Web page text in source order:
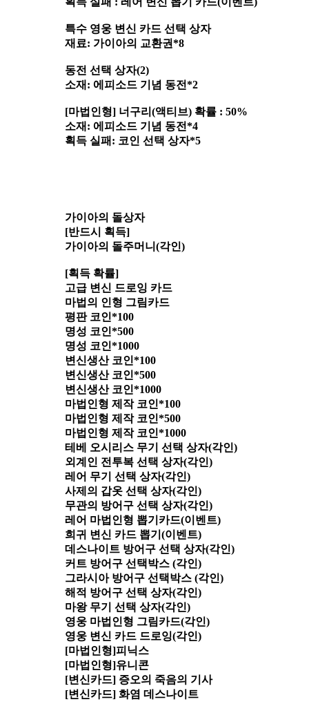
특수 영웅 변신 카드 선택 상자
재료: 가이아의 교환권*8
동전 선택 상자(2)
소재: 에피소드 기념 동전*2
[마법인형] 너구리(액티브) 확률 : 50%
소재: 에피소드 기념 동전*4
획득 실패: 코인 선택 상자*5
가이아의 돌상자
[반드시 획득]
가이아의 돌주머니(각인)
[획득 확률]
고급 변신 드로잉 카드
마법의 인형 그림카드
평판 코인*100
명성 코인*500
명성 코인*1000
변신생산 코인*100
변신생산 코인*500
변신생산 코인*1000
마법인형 제작 코인*100
마법인형 제작 코인*500
마법인형 제작 코인*1000
테베 오시리스 무기 선택 상자(각인)
외계인 전투복 선택 상자(각인)
레어 무기 선택 상자(각인)
사제의 갑옷 선택 상자(각인)
무관의 방어구 선택 상자(각인)
레어 마법인형 뽑기카드(이벤트)
희귀 변신 카드 뽑기(이벤트)
데스나이트 방어구 선택 상자(각인)
커트 방어구 선택박스 (각인)
그라시아 방어구 선택박스 (각인)
해적 방어구 선택 상자(각인)
마왕 무기 선택 상자(각인)
영웅 마법인형 그림카드(각인)
영웅 변신 카드 드로잉(각인)
[마법인형]피닉스
[마법인형]유니콘
[변신카드] 증오의 죽음의 기사
[변신카드] 화염 데스나이트